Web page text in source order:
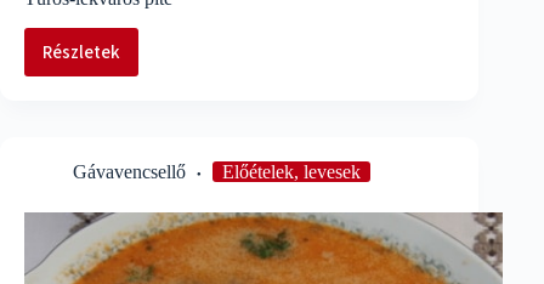
Részletek
Túrós-
Gávavencsellő Előételek, levesek